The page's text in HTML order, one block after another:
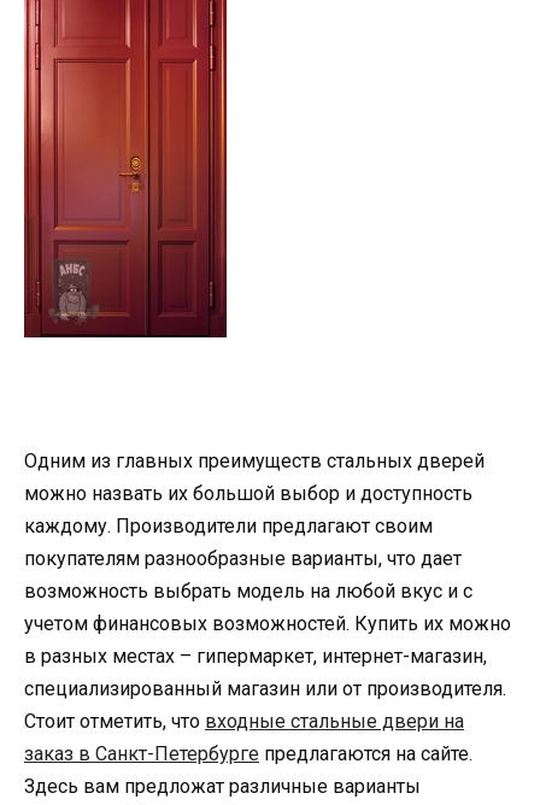
Одним из главных преимуществ стальных дверей
можно назвать их большой выбор и доступность
каждому. Производители предлагают своим
покупателям разнообразные варианты, что дает
возможность выбрать модель на любой вкус и с
учетом финансовых возможностей. Купить их можно
в разных местах – гипермаркет, интернет-магазин,
специализированный магазин или от производителя.
Стоит отметить, что входные стальные двери на
заказ в Санкт-Петербурге предлагаются на сайте.
Здесь вам предложат различные варианты